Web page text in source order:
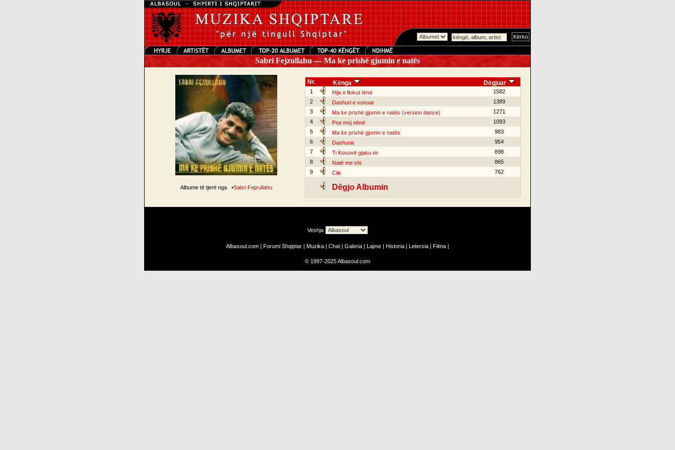
Sabri Fejzullahu — Ma ke prishë gjumin e natës
Albume të tjerë nga •Sabri Fejzullahu
Nr. Kënga Dëgjuar
1 Hija e flokut tënd
1582
2
Dashuri e vonuar
1389
3
Ma ke prishë gjumin e natës (version dance)
1271
4
Pse moj nënë
1093
5
Ma ke prishë gjumin e natës
983
6
Dashuria
954
7
Ti Kosovë gjaku im
898
8
Natë me shi
865
9
Cile 762
Dëgjo Albumin
Veshja
Albasoul.com | Forumi Shqiptar | Muzika | Chat | Galeria | Lajme | Historia | Letersia | Filma |
© 1997-2025Albasoul.com